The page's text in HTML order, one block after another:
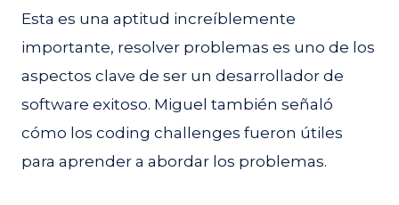
Esta es una aptitud increíblemente
importante, resolver problemas es uno de los
aspectos clave de ser un desarrollador de
software exitoso. Miguel también señaló
cómo los coding challenges fueron útiles
para aprender a abordar los problemas.